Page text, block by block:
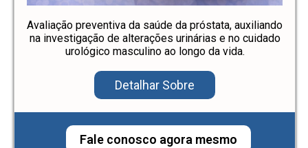
Avaliação preventiva da saúde da próstata, auxiliando
na investigação de alterações urinárias e no cuidado
urológico masculino ao longo da vida.
Detalhar Sobre
Fale conosco agora mesmo